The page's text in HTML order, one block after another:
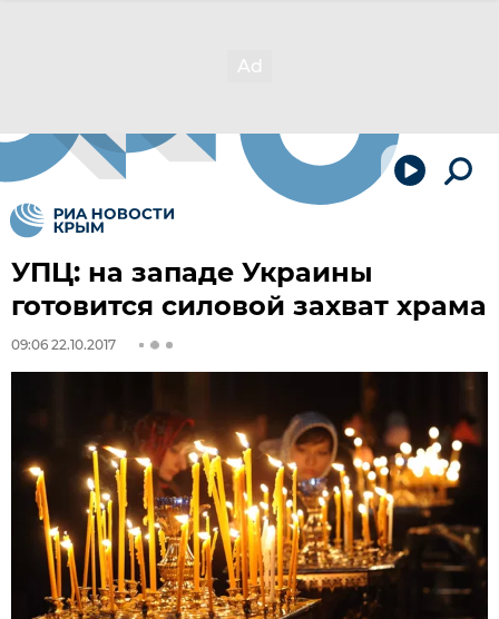
УПЦ: на западе Украины
готовится силовой захват храма
09:06 22.10.2017